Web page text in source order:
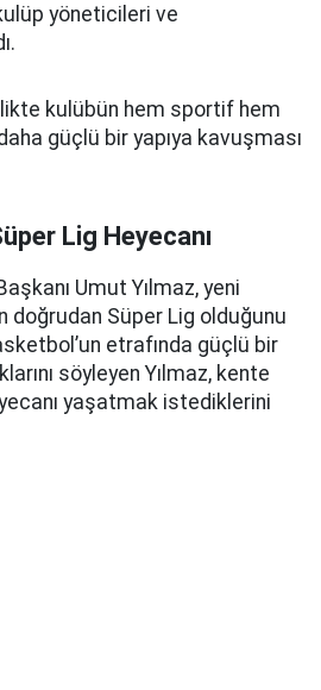
yöneticileri ve
kulübün hem sportif hem
güçlü bir yapıya kavuşması
Lig Heyecanı
Umut Yılmaz, yeni
doğrudan Süper Lig olduğunu
etrafında güçlü bir
söyleyen Yılmaz, kente
yaşatmak istediklerini